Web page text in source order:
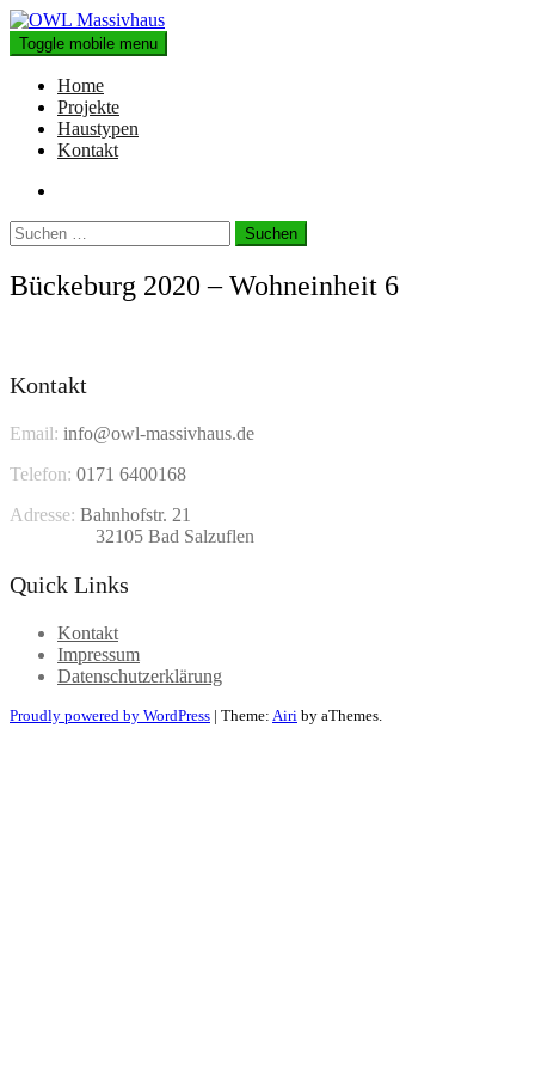
Skip
to
content
Toggle mobile menu
Home
Projekte
Haustypen
Kontakt
Suchen
nach:
Bückeburg 2020 – Wohneinheit 6
Kontakt
Email: info@owl-massivhaus.de
Telefon: 0171 6400168
Adresse: Bahnhofstr. 21
32105 Bad Salzuflen
Quick Links
Kontakt
Impressum
Datenschutzerklärung
Proudly powered by WordPress | Theme: Airi by aThemes.